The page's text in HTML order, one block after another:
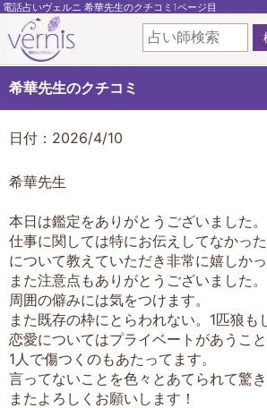
電話占いヴェルニ 希華先生のクチコミ1ページ目
希華先生のクチコミ
日付：2026/4/10
希華先生
本日は鑑定をありがとうございました。
仕事に関しては特にお伝えしてなかっ
について教えていただき非常に嬉しかっ
また注意点もありがとうございました。
周囲の僻みには気をつけます。
また既存の枠にとらわれない。1匹狼も
恋愛についてはプライベートがあうこと
1人で傷つくのもあたってます。
言ってないことを色々とあてられて驚き
またよろしくお願いします！